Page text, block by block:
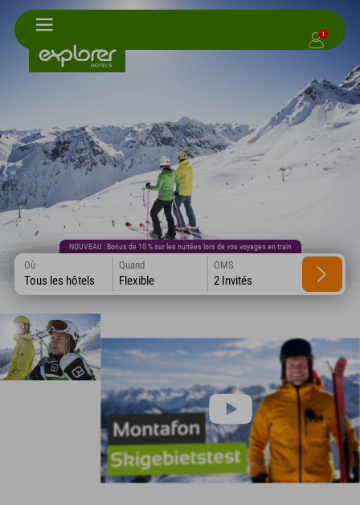
1
NOUVEAU : Bonus de 10 % sur les nuitées lors de vos voyages en train
Où
Tous les hôtels
Quand
Flexible
OMS
2 Invités